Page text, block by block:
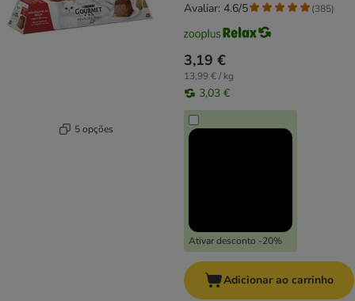
5 opções
3,19 €
13,99 € / kg
3,03 €
Ativar desconto -20%
Avaliar: 4.6/5 (385)
Adicionar ao carrinho